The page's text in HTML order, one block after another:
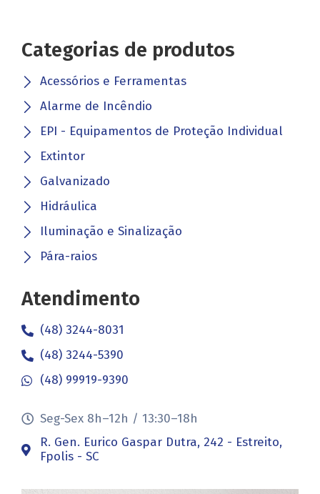
Categorias de produtos
Acessórios e Ferramentas
Alarme de Incêndio
EPI - Equipamentos de Proteção Individual
Extintor
Galvanizado
Hidráulica
Iluminação e Sinalização
Pára-raios
Atendimento
(48) 3244-8031
(48) 3244-5390
(48) 99919-9390
Seg-Sex 8h–12h / 13:30–18h
R. Gen. Eurico Gaspar Dutra, 242 - Estreito,
Fpolis - SC